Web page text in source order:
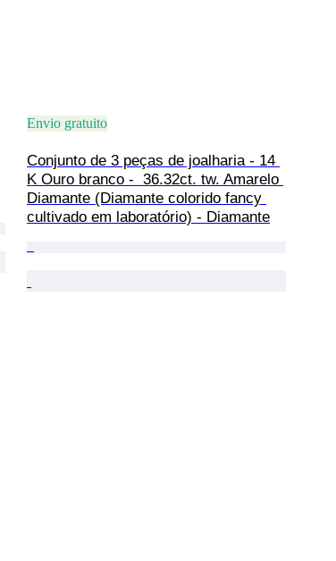
Envio gratuito
Conjunto de 3 peças de joalharia - 14
K Ouro branco -  36.32ct. tw. Amarelo
Diamante (Diamante colorido fancy
cultivado em laboratório) - Diamante